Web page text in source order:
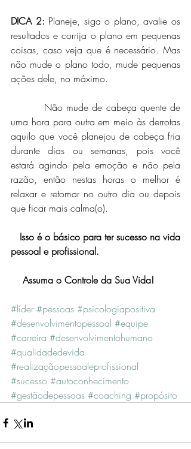
DICA 2: Planeje, siga o plano, avalie os
resultados e corrija o plano em pequenas
coisas, caso veja que é necessário. Mas
não mude o plano todo, mude pequenas
ações dele, no máximo.
uma hora para outra em meio às derrotas
aquilo que você planejou de cabeça fria
durante dias ou semanas, pois você
estará agindo pela emoção e não pela
razão, então nestas horas o melhor é
relaxar e retomar no outro dia ou depois
que ficar mais calma(o).
  Isso é o básico para ter sucesso na vida
pessoal e profissional.
   Assuma o Controle da Sua Vida!
#líder #pessoas #psicologiapositiva
#desenvolvimentopessoal #equipe
#carreira #desenvolvimentohumano
#qualidadedevida
#realizaçãopessoaleprofissional
#sucesso #autoconhecimento
#gestãodepessoas #coaching #propósito